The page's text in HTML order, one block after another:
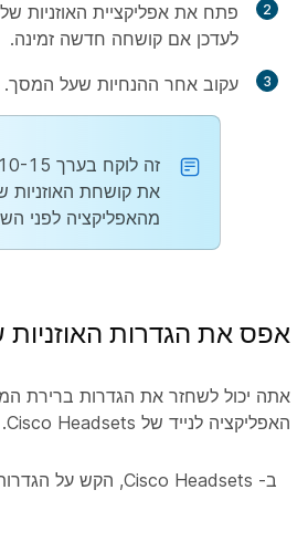
2
לעדכן אם קושחה חדשה זמינה.
3 עקוב אחר ההנחיות שעל המסך.
את קושחת
מהאפליקציה לפני
אפס את הגדרות
אתה יכול לשחזר את הגדרות ברירת
האפליקציה לנייד של Cisco Headsets.
ב- Cisco Headsets, הקש על